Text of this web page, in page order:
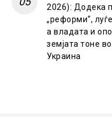
2026): Додека
„реформи“,
а владата и
земјата тоне
Украина